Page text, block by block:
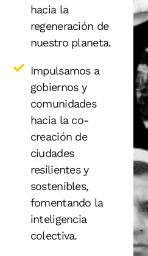
hacia la
regeneración de
nuestro planeta.
Impulsamos a
gobiernos y
comunidades
hacia la co-
creación de
ciudades
resilientes y
sostenibles,
fomentando la
inteligencia
colectiva.